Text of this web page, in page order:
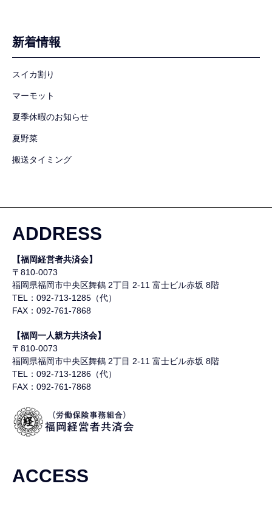
新着情報
スイカ割り
マーモット
夏季休暇のお知らせ
夏野菜
搬送タイミング
ADDRESS
【福岡経営者共済会】
〒810-0073
福岡県福岡市中央区舞鶴 2丁目 2-11 富士ビル赤坂 8階
TEL：092-713-1285（代）
FAX：092-761-7868
【福岡一人親方共済会】
〒810-0073
福岡県福岡市中央区舞鶴 2丁目 2-11 富士ビル赤坂 8階
TEL：092-713-1286（代）
FAX：092-761-7868
ACCESS